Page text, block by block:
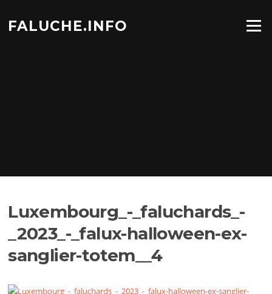
contenu
FALUCHE.INFO Menu
Luxembourg_-_faluchards_-
_2023_-_falux-halloween-ex-
sanglier-totem__4